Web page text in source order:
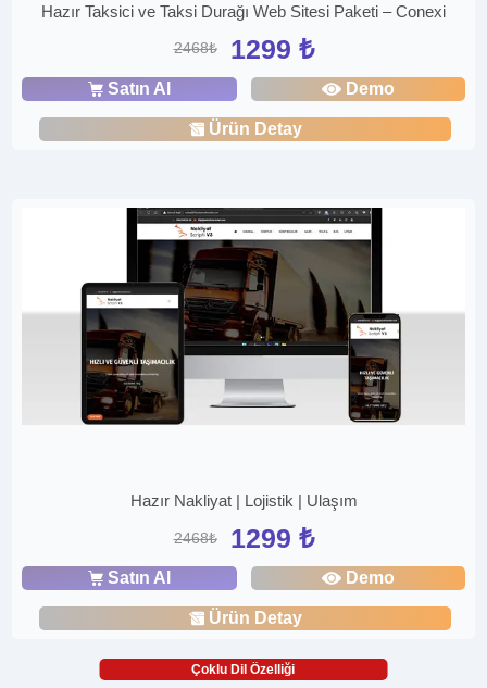
Hazır Taksici ve Taksi Durağı Web Sitesi Paketi – Conexi
2468₺ 1299 ₺
Satın Al Demo
Ürün Detay
Hazır Nakliyat | Lojistik | Ulaşım
2468₺ 1299 ₺
Satın Al Demo
Ürün Detay
Çoklu Dil Özelliği